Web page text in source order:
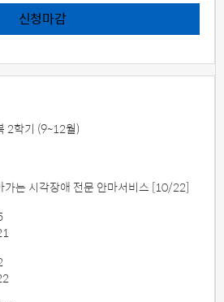
신청마감
2학기 (9~12월)
는 시각장애 전문 안마서비스 [10/22]